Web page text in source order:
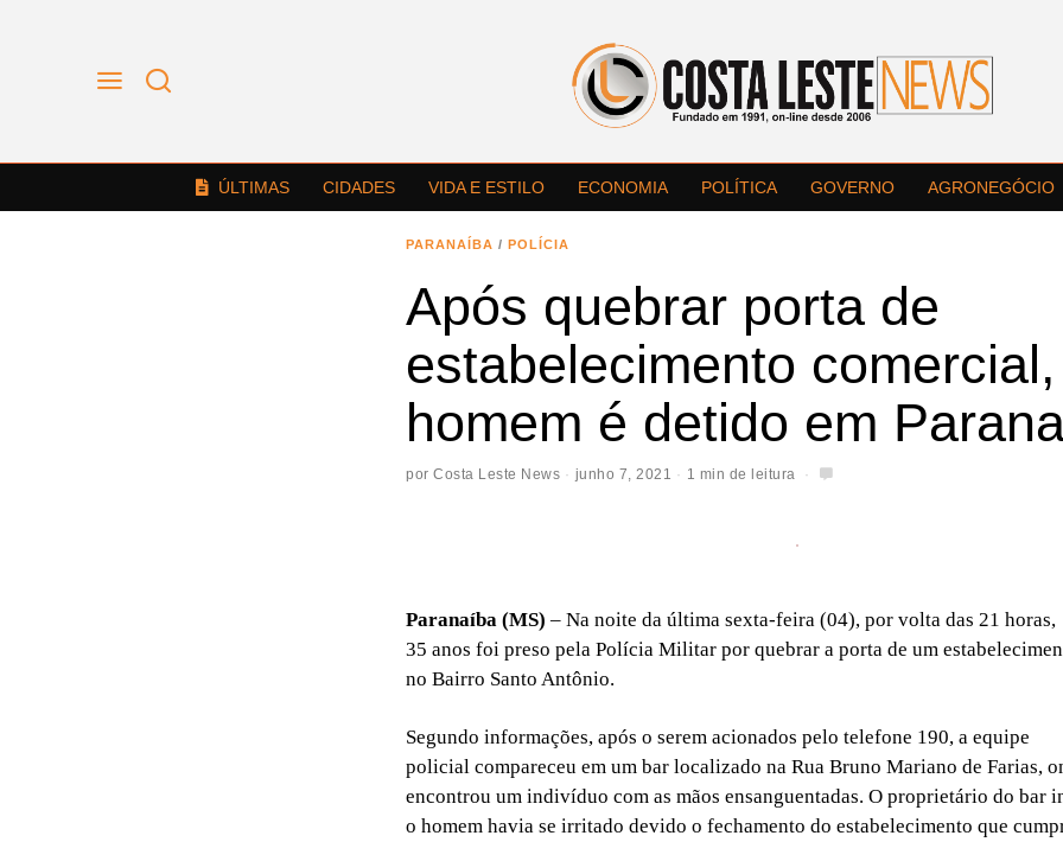
ÚLTIMAS CIDADES VIDA E ESTILO ECONOMIA POLÍTICA GOVERNO AGRONEGÓCIO
PARANAÍBA / POLÍCIA
Após quebrar porta de
estabelecimento comercial,
homem é detido em
por Costa Leste News junho 7, 2021 1 min de leitura
Paranaíba (MS) – Na noite da última sexta-feira (04), por volta das 21 horas,
35 anos foi preso pela Polícia Militar por quebrar a porta de um
no Bairro Santo Antônio.
Segundo informações, após o serem acionados pelo telefone 190, a equipe
policial compareceu em um bar localizado na Rua Bruno Mariano de Farias,
encontrou um indivíduo com as mãos ensanguentadas. O proprietário do bar
o homem havia se irritado devido o fechamento do estabelecimento que